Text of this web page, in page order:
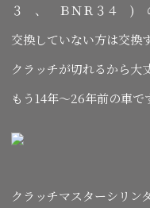
３ 、 ＢＮＲ３４ ) の
交換していない方は交換
クラッチが切れるから
もう14年～26年前の車
クラッチマスターシリン